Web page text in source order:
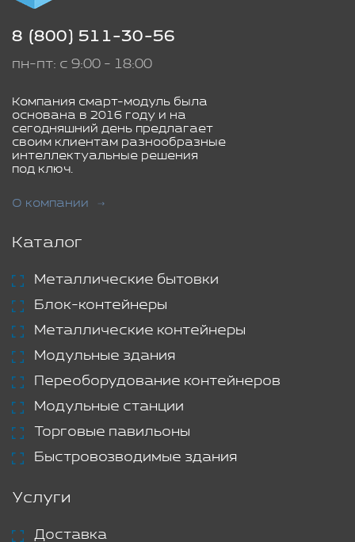
8 (800) 511-30-56
пн-пт: с 9:00 - 18:00
Компания смарт-модуль была
основана в 2016 году и на
сегодняшний день предлагает
своим клиентам разнообразные
интеллектуальные решения
под ключ.
О компании
Каталог
Металлические бытовки
Блок-контейнеры
Металлические контейнеры
Модульные здания
Переоборудование контейнеров
Модульные станции
Торговые павильоны
Быстровозводимые здания
Услуги
Доставка